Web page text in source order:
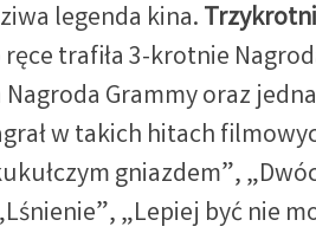
legenda kina.
trafiła 3-krotnie
Grammy oraz
w takich hitach
gniazdem”,
„Lepiej być nie